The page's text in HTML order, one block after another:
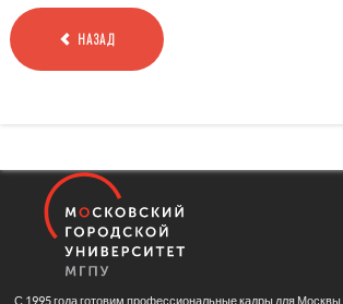
НАЗАД
С 1995 года готовим профессиональные кадры для